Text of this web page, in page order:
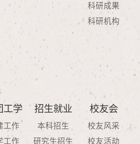
科研成果
科研机构
工学
工作
工作
招生就业
本科招生
研究生招生
校友会
校友风采
校友活动